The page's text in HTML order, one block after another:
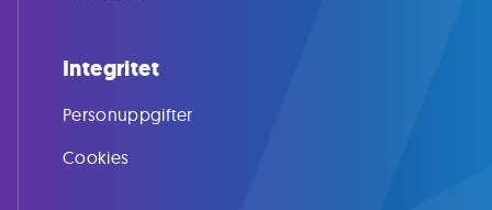
Integritet
Personuppgifter
Cookies